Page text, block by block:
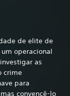
de elite de
operacional
as
crime
para
convencê-lo